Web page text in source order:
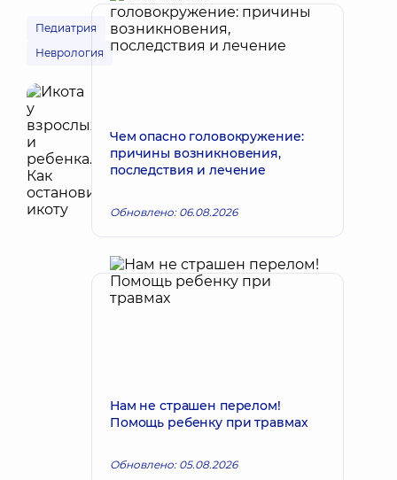
Педиатрия
Неврология
Чем опасно головокружение:
причины возникновения,
последствия и лечение
Обновлено: 06.08.2026
Нам не страшен перелом!
Помощь ребенку при травмах
Обновлено: 05.08.2026